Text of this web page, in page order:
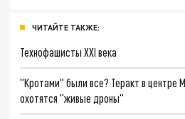
ЧИТАЙТЕ ТАКЖЕ:
Технофашисты XXI века
"Кротами" были все? Теракт в центре
охотятся "живые дроны"